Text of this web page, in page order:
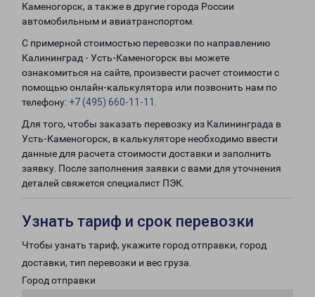
Каменогорск, а также в другие города России
автомобильным и авиатранспортом.
С примерной стоимостью перевозки по направлению
Калининград - Усть-Каменогорск вы можете
ознакомиться на сайте, произвести расчет стоимости с
помощью онлайн-калькулятора или позвонить нам по
телефону: +7 (495) 660-11-11
Для того, чтобы заказать перевозку из Калининграда в
Усть-Каменогорск, в калькуляторе необходимо ввести
данные для расчета стоимости доставки и заполнить
заявку. После заполнения заявки с вами для уточнения
деталей свяжется специалист ПЭК.
Узнать тариф и срок перевозки
Чтобы узнать тариф, укажите город отправки, город
доставки, тип перевозки и вес груза.
Город отправки